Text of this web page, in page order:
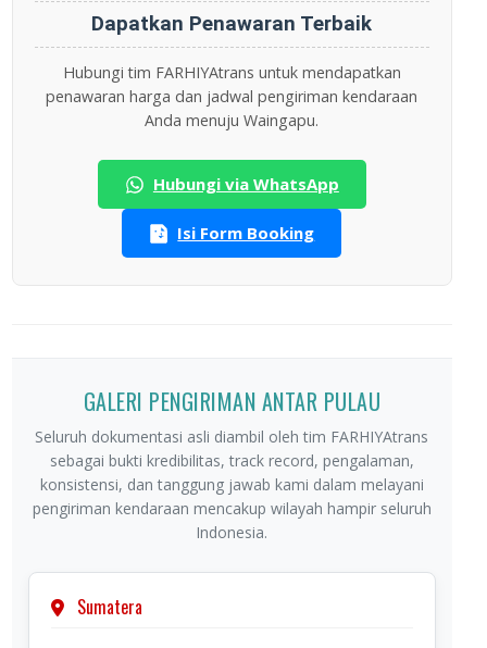
Dapatkan Penawaran Terbaik
Hubungi tim FARHIYAtrans untuk mendapatkan
penawaran harga dan jadwal pengiriman kendaraan
Anda menuju Waingapu.
Hubungi via WhatsApp
Isi Form Booking
GALERI PENGIRIMAN ANTAR PULAU
Seluruh dokumentasi asli diambil oleh tim FARHIYAtrans
sebagai bukti kredibilitas, track record, pengalaman,
konsistensi, dan tanggung jawab kami dalam melayani
pengiriman kendaraan mencakup wilayah hampir seluruh
Indonesia.
Sumatera